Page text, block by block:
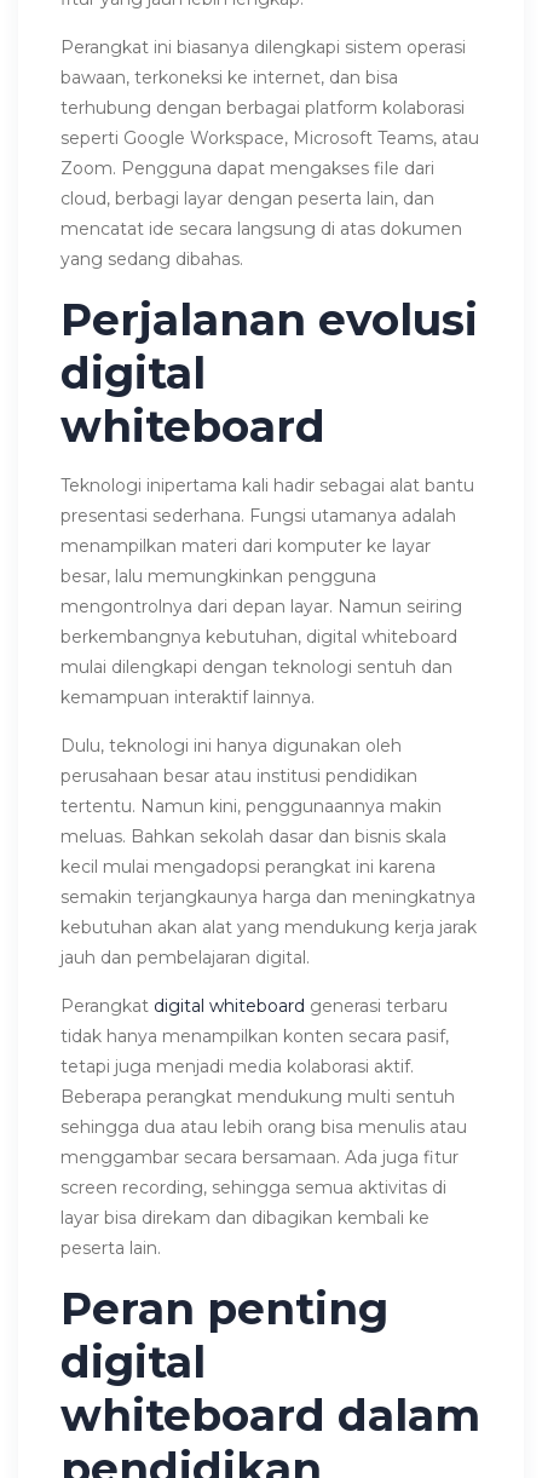
Perangkat ini biasanya dilengkapi sistem operasi
bawaan, terkoneksi ke internet, dan bisa
terhubung dengan berbagai platform kolaborasi
seperti Google Workspace, Microsoft Teams, atau
Zoom. Pengguna dapat mengakses file dari
cloud, berbagi layar dengan peserta lain, dan
mencatat ide secara langsung di atas dokumen
yang sedang dibahas.
Perjalanan evolusi
digital
whiteboard
Teknologi inipertama kali hadir sebagai alat bantu
presentasi sederhana. Fungsi utamanya adalah
menampilkan materi dari komputer ke layar
besar, lalu memungkinkan pengguna
mengontrolnya dari depan layar. Namun seiring
berkembangnya kebutuhan, digital whiteboard
mulai dilengkapi dengan teknologi sentuh dan
kemampuan interaktif lainnya.
Dulu, teknologi ini hanya digunakan oleh
perusahaan besar atau institusi pendidikan
tertentu. Namun kini, penggunaannya makin
meluas. Bahkan sekolah dasar dan bisnis skala
kecil mulai mengadopsi perangkat ini karena
semakin terjangkaunya harga dan meningkatnya
kebutuhan akan alat yang mendukung kerja jarak
jauh dan pembelajaran digital.
Perangkat digital whiteboard generasi terbaru
tidak hanya menampilkan konten secara pasif,
tetapi juga menjadi media kolaborasi aktif.
Beberapa perangkat mendukung multi sentuh
sehingga dua atau lebih orang bisa menulis atau
menggambar secara bersamaan. Ada juga fitur
screen recording, sehingga semua aktivitas di
layar bisa direkam dan dibagikan kembali ke
peserta lain.
Peran penting
digital
whiteboard dalam